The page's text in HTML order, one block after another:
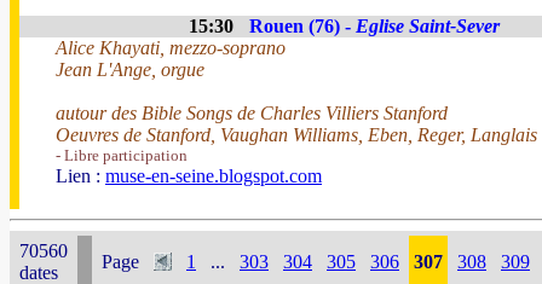
15:30 Rouen (76) - Eglise Saint-Sever
Alice Khayati, mezzo-soprano
Jean L'Ange, orgue
autour des Bible Songs de Charles Villiers Stanford
Oeuvres de Stanford, Vaughan Williams, Eben, Reger, Langlais
- Libre participation
Lien : muse-en-seine.blogspot.com
70560
dates
Page 1 ... 303 304 305 306 307 308 309